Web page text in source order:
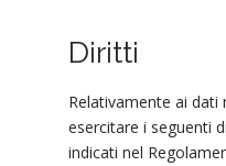
Diritti
Relativamente ai dati
esercitare i seguenti
indicati nel